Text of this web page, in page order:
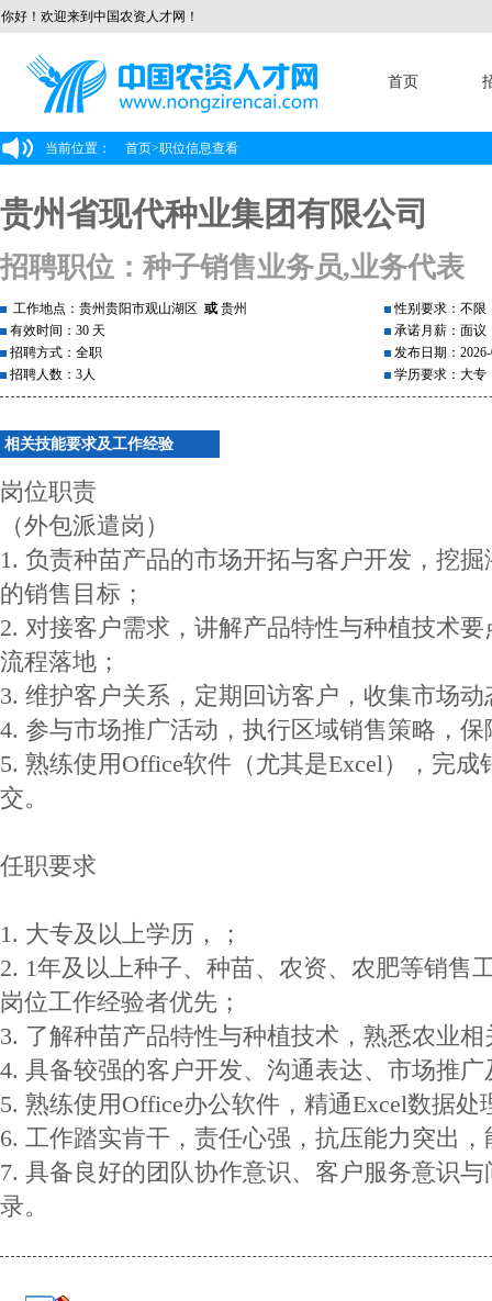
你好！欢迎来到中国农资人才网！
首页
当前位置： 首页>职位信息查看
贵州省现代种业集团有限公司
招聘职位：种子销售业务员,业务代表
工作地点：贵州贵阳市观山湖区 或 贵州
有效时间：30 天
招聘方式：全职
招聘人数：3人
性别要求：不限
承诺月薪：面议
发布日期：
学历要求：大专
相关技能要求及工作经验
岗位职责
（外包派遣岗）
1. 负责种苗产品的市场开拓与客户开发，挖
的销售目标；
2. 对接客户需求，讲解产品特性与种植技术
流程落地；
3. 维护客户关系，定期回访客户，收集市场
4. 参与市场推广活动，执行区域销售策略，
5. 熟练使用Office软件（尤其是Excel），完
交。
任职要求
1. 大专及以上学历，；
2. 1年及以上种子、种苗、农资、农肥等销售
岗位工作经验者优先；
3. 了解种苗产品特性与种植技术，熟悉农业
4. 具备较强的客户开发、沟通表达、市场推
5. 熟练使用Office办公软件，精通Excel数据处
6. 工作踏实肯干，责任心强，抗压能力突出
7. 具备良好的团队协作意识、客户服务意识
录。